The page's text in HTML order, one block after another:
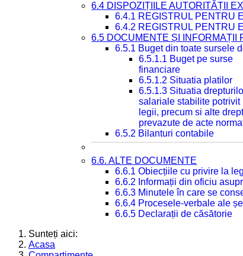
6.4 DISPOZIȚIILE AUTORITĂȚII
6.4.1 REGISTRUL PENTRU
6.4.2 REGISTRUL PENTRU
6.5 DOCUMENTE ȘI INFORMAȚII
6.5.1 Buget din toate sursele
6.5.1.1 Buget pe surse
financiare
6.5.1.2 Situatia platilor
6.5.1.3 Situatia
salariale stabilite potrivit
legii, precum si alte
prevazute de acte
6.5.2 Bilanturi contabile
6.6. ALTE DOCUMENTE
6.6.1 Obiecțiile cu privire la
6.6.2 Informații din oficiu
6.6.3 Minutele în care se
6.6.4 Procesele-verbale ale
6.6.5 Declarații de căsătorie
Sunteți aici:
Acasa